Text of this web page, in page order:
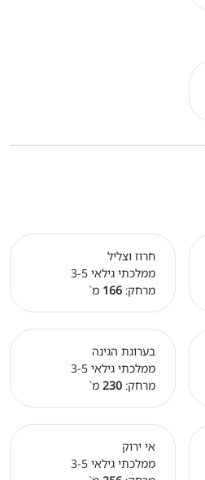
חרוז וצליל
ממלכתי גילאי 3-5
מרחק: 166 מ`
בערוגת הגינה
ממלכתי גילאי 3-5
מרחק: 230 מ`
אי ירוק
ממלכתי גילאי 3-5